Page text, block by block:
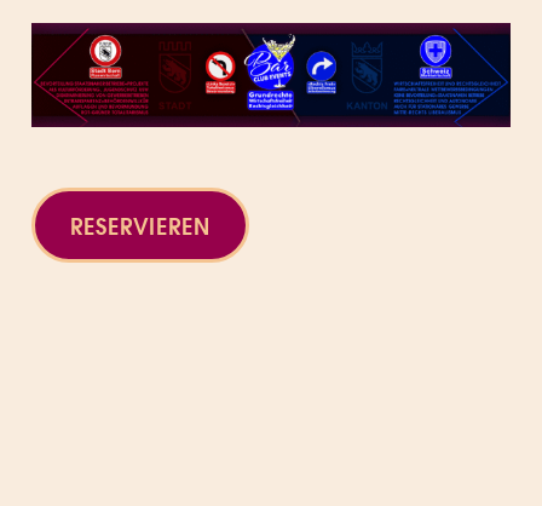
RESERVIEREN